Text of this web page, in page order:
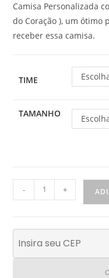
Camisa Personalizada
do Coração ), um ótimo
receber essa camisa.
TIME
TAMANHO
- +